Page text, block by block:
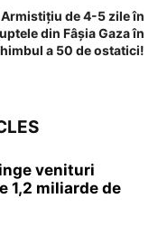
Armistițiu de 4-5 zile în
din Fâșia Gaza în
a 50 de ostatici!
venituri
1,2 miliarde de